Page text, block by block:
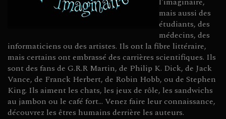
mais aussi des
étudiants, des
médecins, des
informaticiens ou des artistes. Ils ont la fibre littéraire,
mais certains ont embrassé des carrières scientifiques. Ils
sont des fans de G.R.R Martin, de Philip K. Dick, de Jack
Vance, de Franck Herbert, de Robin Hobb, ou de Stephen
King. Ils aiment les chats, les jeux de rôle, les sandwichs
au jambon ou le café fort... Venez faire leur connaissance,
découvrez les êtres humains derrière les auteurs.